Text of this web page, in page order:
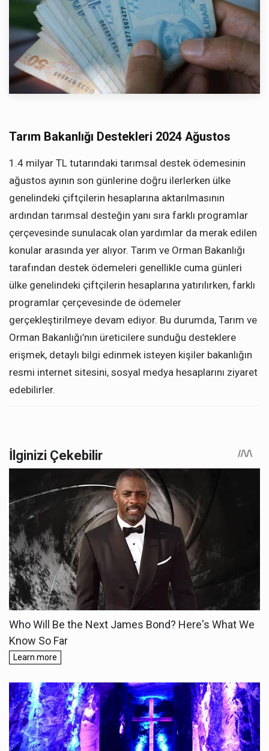
Tarım Bakanlığı Destekleri 2024 Ağustos
1.4 milyar TL tutarındaki tarımsal destek ödemesinin
ağustos ayının son günlerine doğru ilerlerken ülke
genelindeki çiftçilerin hesaplarına aktarılmasının
ardından tarımsal desteğin yanı sıra farklı programlar
çerçevesinde sunulacak olan yardımlar da merak edilen
konular arasında yer alıyor. Tarım ve Orman Bakanlığı
tarafından destek ödemeleri genellikle cuma günleri
ülke genelindeki çiftçilerin hesaplarına yatırılırken, farklı
programlar çerçevesinde de ödemeler
gerçekleştirilmeye devam ediyor. Bu durumda, Tarım ve
Orman Bakanlığı’nın üreticilere sunduğu desteklere
erişmek, detaylı bilgi edinmek isteyen kişiler bakanlığın
resmi internet sitesini, sosyal medya hesaplarını ziyaret
edebilirler.